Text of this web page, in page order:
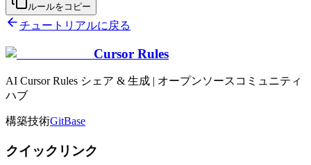
ルールをコピー
チュートリアルに戻る
Cursor Rules
AI Cursor Rules シェア & 生成 | オープンソースコミュニティ
ハブ
構築技術GitBase
クイックリンク